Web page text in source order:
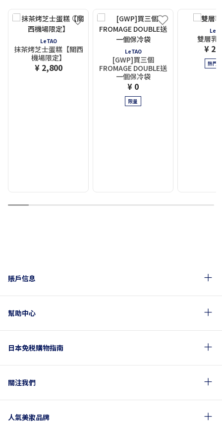
LeTAO
抹茶烤芝士蛋糕【關西
機場限定】
¥ 2,800
LeTAO
[GWP]買三個
FROMAGE DOUBLE送
一個保冷袋
¥ 0
限量
雙層乳
¥
熱門
1 2 3 4 5 6 7 8 9 10
賬戶信息
幫助中心
日本免税購物指南
關注我們
人氣美妝品牌